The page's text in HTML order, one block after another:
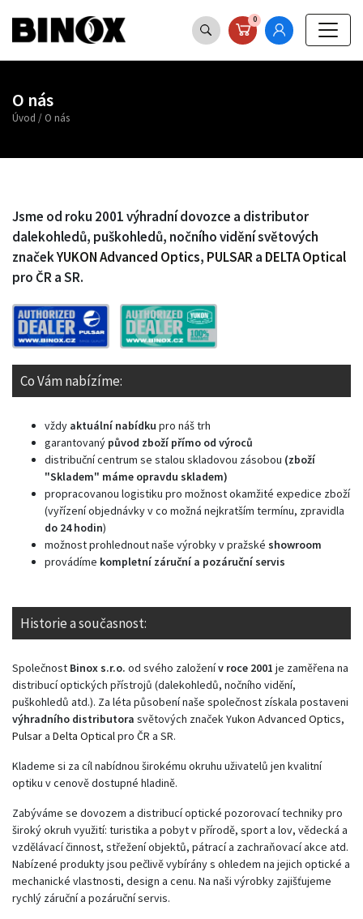
0
O nás
Úvod / O nás
Jsme od roku 2001 výhradní dovozce a distributor
dalekohledů, puškohledů, nočního vidění světových
značekYUKON Advanced Optics, PULSARa DELTA Optical
pro ČR a SR.
Co Vám nabízíme:
vždy aktuální nabídku pro náš trh
garantovaný původ zboží přímo od výroců
distribuční centrum se stalou skladovou zásobou (zboží
"Skladem" máme opravdu skladem)
propracovanou logistiku pro možnost okamžité expedice zboží
(vyřízení objednávky v co možná nejkratším termínu, zpravidla
do 24 hodin)
možnost prohlednout naše výrobky v pražské showroom
provádíme kompletní záruční a pozáruční servis
Historie a současnost:
Společnost Binox s.r.o. od svého založenív roce 2001 je zaměřena na
distribucí optických přístrojů (dalekohledů, nočního vidění,
puškohledů atd.). Za léta působení naše společnost získala postaveni
výhradního distributora světových značekYukon Advanced Optics,
Pulsara Delta Opticalpro ČR a SR.
Klademe si za cíl nabídnou širokému okruhu uživatelů jen kvalitní
optiku v cenově dostupné hladině.
Zabýváme se dovozem a distribucí optické pozorovací techniky pro
široký okruh využití: turistika a pobyt v přírodě, sport a lov, vědecká a
vzdělávací činnost, střežení objektů, pátrací a zachraňovací akce atd.
Nabízené produkty jsou pečlivě vybírány s ohledem na jejich optické a
mechanické vlastnosti, design a cenu. Na naši výrobky zajišťujeme
rychlý záruční a pozáruční servis.